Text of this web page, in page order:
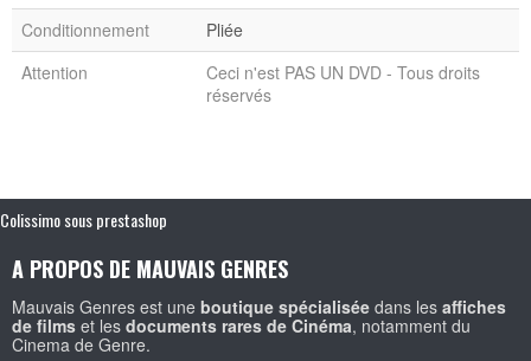
Conditionnement
Pliée
Attention
Ceci n'est PAS UN DVD - Tous droits
réservés
Colissimo sous prestashop
A PROPOS DE MAUVAIS GENRES
Mauvais Genres est une boutique spécialisée dans les affiches
de films et les documents rares de Cinéma, notamment du
Cinema de Genre.